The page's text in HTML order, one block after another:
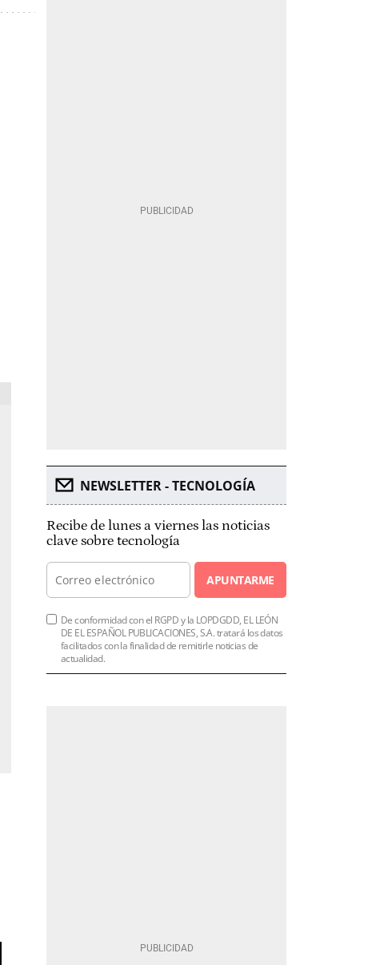
NEWSLETTER - TECNOLOGÍA
Recibe de lunes a viernes las noticias
clave sobre tecnología
APUNTARME
De conformidad con el RGPD y la LOPDGDD, EL LEÓN
DE EL ESPAÑOL PUBLICACIONES, S.A. tratará los datos
facilitados con la finalidad de remitirle noticias de
actualidad.